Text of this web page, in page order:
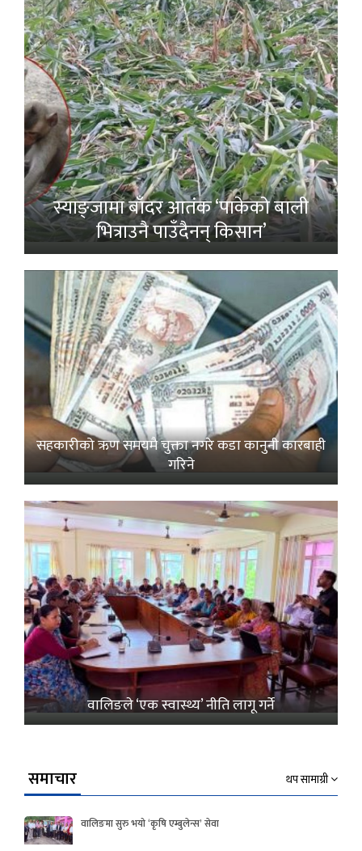
स्याङ्जामा बाँदर आतंक ‘पाकेको बाली
भित्राउनै पाउँदैनन् किसान’
सहकारीको ऋण समयमै चुक्ता नगरे कडा कानुनी कारबाही
गरिने
वालिङले ‘एक स्वास्थ्य’ नीति लागू गर्ने
समाचार थप सामाग्री
वालिङमा सुरु भयो ‘कृषि एम्बुलेन्स’ सेवा